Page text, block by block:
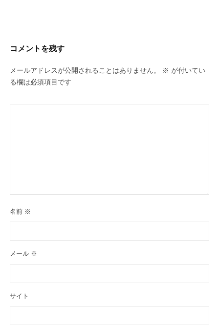
コメントを残す
メールアドレスが公開されることはありません。 ※ が付いてい
る欄は必須項目です
名前 ※
メール ※
サイト